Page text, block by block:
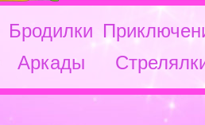
Бродилки
Аркады